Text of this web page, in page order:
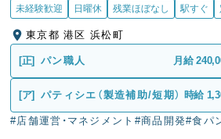
未経験歓迎 日曜休 残業ほぼなし 駅すぐ
東京都 港区 浜松町
[正] パン職人 月給
[ア] パティシエ（製造補助/短期） 時給
#店舗運営・マネジメント #商品開発#食パ